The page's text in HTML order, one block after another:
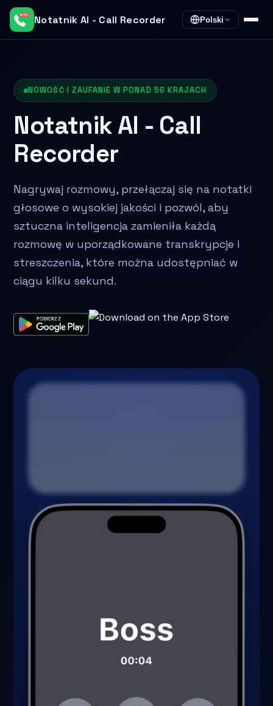
Notatnik AI - Call Recorder Polski
NOWOŚĆ I ZAUFANIE W PONAD 56 KRAJACH
Notatnik AI - Call
Recorder
Nagrywaj rozmowy, przełączaj się na notatki
głosowe o wysokiej jakości i pozwól, aby
sztuczna inteligencja zamieniła każdą
rozmowę w uporządkowane transkrypcje i
streszczenia, które można udostępniać w
ciągu kilku sekund.